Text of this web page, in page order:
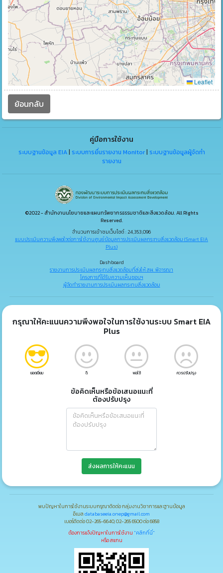
Leaflet
ย้อนกลับ
คู่มือการใช้งาน
ระบบฐานข้อมูล EIA| ระบบการยื่นรายงาน Monitor| ระบบฐานข้อมูลผู้จัดทำ
รายงาน
©2022 - สำนักงานนโยบายและแผนทรัพยากรธรรมชาติและสิ่งแวดล้อม. All Rights
Reserved.
จำนวนการเข้าชมเว็บไซต์ : 24,353,096
แบบประเมินความพึงพอใจต่อการใช้งานศูนย์ข้อมูลการประเมินผลกระทบสิ่งแวดล้อม (Smart EIA
Plus)
Dashboard
รายงานการประเมินผลกระทบสิ่งแวดล้อมที่ส่งให้ สผ. พิจารณา
โครงการที่ได้รับความเห็นชอบฯ
ผู้จัดทำรายงานการประเมินผลกระทบสิ่งแวดล้อม
กรุณาให้คะแนนความพึงพอใจในการใช้งานระบบ Smart EIA
Plus
ยอดเยี่ยม ดี พอใช้ ควรปรับปรุง
ข้อคิดเห็นหรือข้อเสนอแนะที่
ต้องปรับปรุง
ส่งผลการให้คะแนน
พบปัญหาในการใช้งานระบบกรุณาติดต่อ กลุ่มงานวิชาการและฐานข้อมูล
อีเมล databaseeia.onep@gmail.com
เบอร์ติดต่อ 02-265-6640, 02-265 6500 ต่อ 6858
ต้องการแจ้งปัญหาในการใช้งาน "คลิกที่นี่"
หรือ สแกน